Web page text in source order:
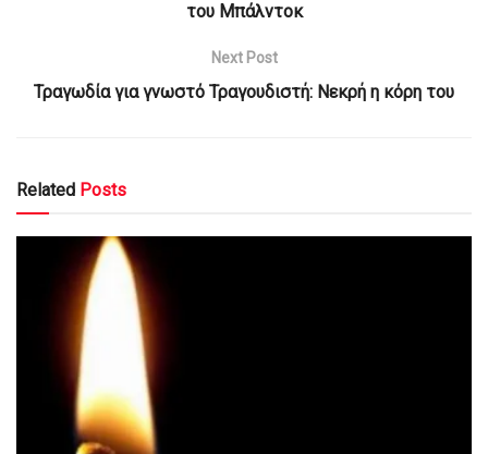
του Μπάλντοκ
Next Post
Τραγωδία για γνωστό Τραγουδιστή: Νεκρή η κόρη του
Related Posts